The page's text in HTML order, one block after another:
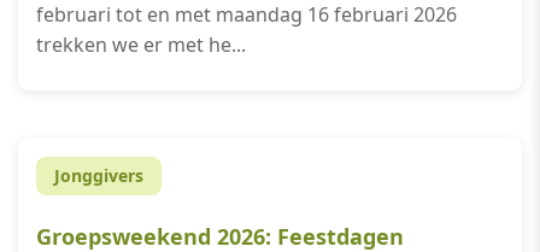
februari tot en met maandag 16 februari 2026
trekken we er met he...
Jonggivers
Groepsweekend 2026: Feestdagen